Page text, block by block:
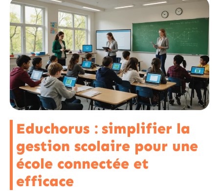
Educhorus : simplifier la
gestion scolaire pour une
école connectée et
efficace